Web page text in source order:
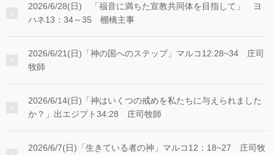
2026/6/28(日) 「福音に満ちた宣教共同体を目指して」 ヨ
ハネ13：34～35 棚橋主事
2026/6/21(日)「神の国へのステップ」マルコ12:28~34 庄司
牧師
2026/6/14(日)「神はいくつの戒めを私たちに与えられました
か？」出エジプト34:28 庄司牧師
2026/6/7(日)「生きている者の神」マルコ12：18~27 庄司牧